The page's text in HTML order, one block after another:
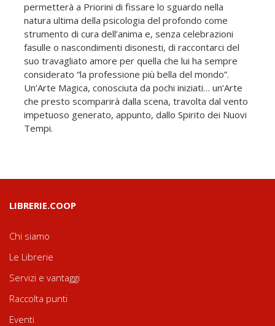
permetterà a Priorini di fissare lo sguardo nella
natura ultima della psicologia del profondo come
strumento di cura dell’anima e, senza celebrazioni
fasulle o nascondimenti disonesti, di raccontarci del
suo travagliato amore per quella che lui ha sempre
considerato “la professione più bella del mondo”.
Un’Arte Magica, conosciuta da pochi iniziati… un’Arte
che presto scomparirà dalla scena, travolta dal vento
impetuoso generato, appunto, dallo Spirito dei Nuovi
Tempi.
LIBRERIE.COOP
Chi siamo
Le Librerie
Servizi e vantaggi
Raccolta punti
Eventi